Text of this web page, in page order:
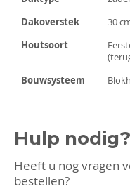
Dakoverstek
30
Houtsoort
Bouwsysteem
Hulp nodig?
Heeft u nog vragen
bestellen?